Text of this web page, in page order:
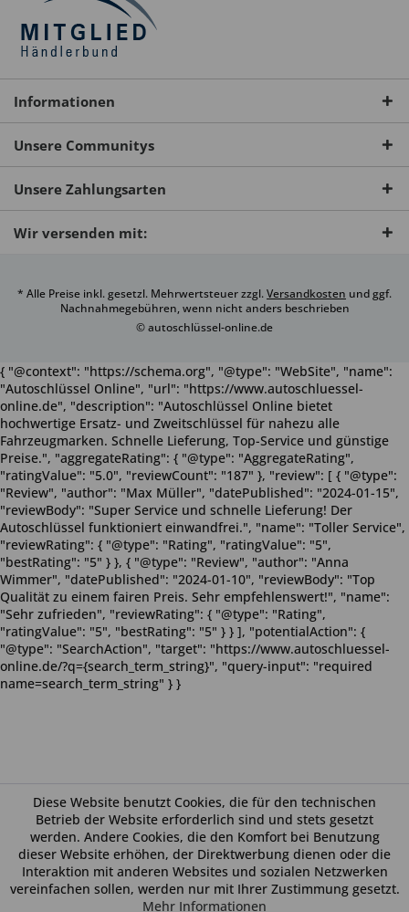
Informationen
Unsere Communitys
Unsere Zahlungsarten
Wir versenden mit:
* Alle Preise inkl. gesetzl. Mehrwertsteuer zzgl.Versandkosten und ggf.
Nachnahmegebühren, wenn nicht anders beschrieben
© autoschlüssel-online.de
Diese Website benutzt Cookies, die für den technischen
Betrieb der Website erforderlich sind und stets gesetzt
werden. Andere Cookies, die den Komfort bei Benutzung
dieser Website erhöhen, der Direktwerbung dienen oder die
Interaktion mit anderen Websites und sozialen Netzwerken
vereinfachen sollen, werden nur mit Ihrer Zustimmung gesetzt.
Mehr Informationen
{ "@context": "https://schema.org", "@type": "WebSite", "name":
"Autoschlüssel Online", "url": "https://www.autoschluessel-
online.de", "description": "Autoschlüssel Online bietet
hochwertige Ersatz- und Zweitschlüssel für nahezu alle
Fahrzeugmarken. Schnelle Lieferung, Top-Service und günstige
Preise.", "aggregateRating": { "@type": "AggregateRating",
"ratingValue": "5.0", "reviewCount": "187" }, "review": [ { "@type":
"Review", "author": "Max Müller", "datePublished": "2024-01-15",
"reviewBody": "Super Service und schnelle Lieferung! Der
Autoschlüssel funktioniert einwandfrei.", "name": "Toller Service",
"reviewRating": { "@type": "Rating", "ratingValue": "5",
"bestRating": "5" } }, { "@type": "Review", "author": "Anna
Wimmer", "datePublished": "2024-01-10", "reviewBody": "Top
Qualität zu einem fairen Preis. Sehr empfehlenswert!", "name":
"Sehr zufrieden", "reviewRating": { "@type": "Rating",
"ratingValue": "5", "bestRating": "5" } } ], "potentialAction": {
"@type": "SearchAction", "target": "https://www.autoschluessel-
online.de/?q={search_term_string}", "query-input": "required
name=search_term_string" } }